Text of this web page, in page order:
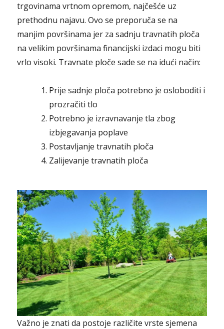
trgovinama vrtnom opremom, najčešće uz
prethodnu najavu. Ovo se preporuča se na
manjim površinama jer za sadnju travnatih ploča
na velikim površinama financijski izdaci mogu biti
vrlo visoki. Travnate ploče sade se na idući način:
Prije sadnje ploča potrebno je osloboditi i
prozračiti tlo
Potrebno je izravnavanje tla zbog
izbjegavanja poplave
Postavljanje travnatih ploča
Zalijevanje travnatih ploča
Važno je znati da postoje različite vrste sjemena